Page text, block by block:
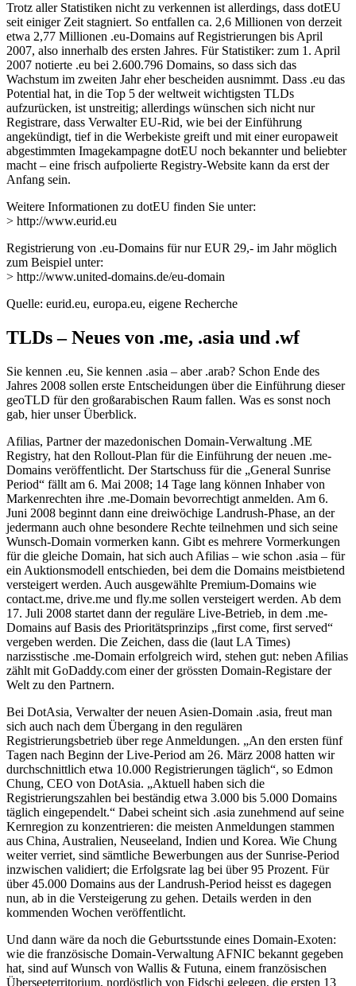
Trotz aller Statistiken nicht zu verkennen ist allerdings, dass dotEU
seit einiger Zeit stagniert. So entfallen ca. 2,6 Millionen von derzeit
etwa 2,77 Millionen .eu-Domains auf Registrierungen bis April
2007, also innerhalb des ersten Jahres. Für Statistiker: zum 1. April
2007 notierte .eu bei 2.600.796 Domains, so dass sich das
Wachstum im zweiten Jahr eher bescheiden ausnimmt. Dass .eu das
Potential hat, in die Top 5 der weltweit wichtigsten TLDs
aufzurücken, ist unstreitig; allerdings wünschen sich nicht nur
Registrare, dass Verwalter EU-Rid, wie bei der Einführung
angekündigt, tief in die Werbekiste greift und mit einer europaweit
abgestimmten Imagekampagne dotEU noch bekannter und beliebter
macht – eine frisch aufpolierte Registry-Website kann da erst der
Anfang sein.
Weitere Informationen zu dotEU finden Sie unter:
> http://www.eurid.eu
Registrierung von .eu-Domains für nur EUR 29,- im Jahr möglich
zum Beispiel unter:
> http://www.united-domains.de/eu-domain
Quelle: eurid.eu, europa.eu, eigene Recherche
TLDs – Neues von .me, .asia und .wf
Sie kennen .eu, Sie kennen .asia – aber .arab? Schon Ende des
Jahres 2008 sollen erste Entscheidungen über die Einführung dieser
geoTLD für den großarabischen Raum fallen. Was es sonst noch
gab, hier unser Überblick.
Afilias, Partner der mazedonischen Domain-Verwaltung .ME
Registry, hat den Rollout-Plan für die Einführung der neuen .me-
Domains veröffentlicht. Der Startschuss für die „General Sunrise
Period“ fällt am 6. Mai 2008; 14 Tage lang können Inhaber von
Markenrechten ihre .me-Domain bevorrechtigt anmelden. Am 6.
Juni 2008 beginnt dann eine dreiwöchige Landrush-Phase, an der
jedermann auch ohne besondere Rechte teilnehmen und sich seine
Wunsch-Domain vormerken kann. Gibt es mehrere Vormerkungen
für die gleiche Domain, hat sich auch Afilias – wie schon .asia – für
ein Auktionsmodell entschieden, bei dem die Domains meistbietend
versteigert werden. Auch ausgewählte Premium-Domains wie
contact.me, drive.me und fly.me sollen versteigert werden. Ab dem
17. Juli 2008 startet dann der reguläre Live-Betrieb, in dem .me-
Domains auf Basis des Prioritätsprinzips „first come, first served“
vergeben werden. Die Zeichen, dass die (laut LA Times)
narzisstische .me-Domain erfolgreich wird, stehen gut: neben Afilias
zählt mit GoDaddy.com einer der grössten Domain-Registare der
Welt zu den Partnern.
Bei DotAsia, Verwalter der neuen Asien-Domain .asia, freut man
sich auch nach dem Übergang in den regulären
Registrierungsbetrieb über rege Anmeldungen. „An den ersten fünf
Tagen nach Beginn der Live-Period am 26. März 2008 hatten wir
durchschnittlich etwa 10.000 Registrierungen täglich“, so Edmon
Chung, CEO von DotAsia. „Aktuell haben sich die
Registrierungszahlen bei beständig etwa 3.000 bis 5.000 Domains
täglich eingependelt.“ Dabei scheint sich .asia zunehmend auf seine
Kernregion zu konzentrieren: die meisten Anmeldungen stammen
aus China, Australien, Neuseeland, Indien und Korea. Wie Chung
weiter verriet, sind sämtliche Bewerbungen aus der Sunrise-Period
inzwischen validiert; die Erfolgsrate lag bei über 95 Prozent. Für
über 45.000 Domains aus der Landrush-Period heisst es dagegen
nun, ab in die Versteigerung zu gehen. Details werden in den
kommenden Wochen veröffentlicht.
Und dann wäre da noch die Geburtsstunde eines Domain-Exoten:
wie die französische Domain-Verwaltung AFNIC bekannt gegeben
hat, sind auf Wunsch von Wallis & Futuna, einem französischen
Überseeterritorium, nordöstlich von Fidschi gelegen, die ersten 13